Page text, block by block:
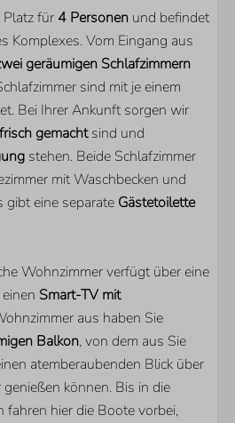
für 4 Personen und befindet
Komplexes. Vom Eingang aus
geräumigen Schlafzimmern
sind mit je einem
Bei Ihrer Ankunft sorgen wir
gemachtsind und
stehen. Beide Schlafzimmer
mit Waschbecken und
gibt eine separate Gästetoilette
Wohnzimmer verfügt über eine
Smart-TV mit
aus haben Sie
Balkon, von dem aus Sie
atemberaubenden Blick über
können. Bis in die
hier die Boote vorbei,